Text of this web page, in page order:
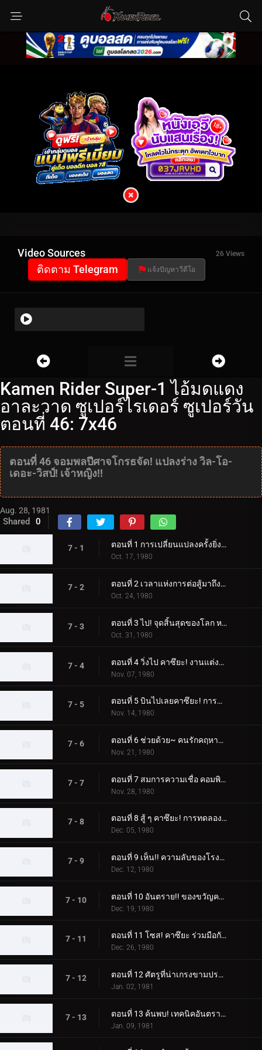
Video Sources 26 Views
ติดตาม Telegram แจ้งปัญหาวีดีโอ
Kamen Rider Super-1 ไอ้มดแดง
อาละวาด ซูเปอร์ไรเดอร์ ซูเปอร์วัน
ตอนที่ 46: 7x46
ตอนที่ 46 จอมพลปีศาจโกรธจัด! แปลงร่าง วิล-โอ-
เดอะ-วิสป์! เจ้าหญิง!!
Aug. 28, 1981
Shared 0
7 - 1 ตอนที่ 1 การเปลี่ยนแปลงครั้งยิ่งใหญ่ของมนุษย์ที่ได้รับการปรับปรุงใหม่สำหรับโลก
Oct. 17, 1980
7 - 2 ตอนที่ 2 เวลาแห่งการต่อสู้มาถึงแล้ว! การเคลื่อนไหวคือหมัดเส้าหลินที่จริงใจ
Oct. 24, 1980
7 - 3 ตอนที่ 3 ไป! จุดสิ้นสุดของโลก หมู่บ้านทองคำแห่งความเชื่อ
Oct. 31, 1980
7 - 4 ตอนที่ 4 วิ่งไป คาซึยะ! งานแต่งงานของ Dogma เดือนมีนาคมแห่งความตาย
Nov. 07, 1980
7 - 5 ตอนที่ 5 บินไปเลยคาซึยะ! การแข่งขันเครื่องจักรปีศาจ
Nov. 14, 1980
7 - 6 ตอนที่ 6 ช่วยด้วย~ คนรักคฤหาสน์รังแมงมุม
Nov. 21, 1980
7 - 7 ตอนที่ 7 สมการความเชื่อ คอมพิวเตอร์ที่มีชีวิต
Nov. 28, 1980
7 - 8 ตอนที่ 8 สู้ ๆ คาซึยะ! การทดลองความตายของ Dogma
Dec. 05, 1980
7 - 9 ตอนที่ 9 เห็น!! ความลับของโรงงานปรับปรุงสัตว์ประหลาดความเชื่อ
Dec. 12, 1980
7 - 10 ตอนที่ 10 อันตราย!! ของขวัญคริสต์มาสปีศาจ
Dec. 19, 1980
7 - 11 ตอนที่ 11 โซส! คาซึยะ ร่วมมือกับเชื่อ!!
Dec. 26, 1980
7 - 12 ตอนที่ 12 ศัตรูที่น่าเกรงขามปรากฏตัว! หมัดเส้าหลินที่จริงใจพ่ายแพ้
Jan. 02, 1981
7 - 13 ตอนที่ 13 ค้นพบ! เทคนิคอันตราย "ดอกบ๊วย"
Jan. 09, 1981